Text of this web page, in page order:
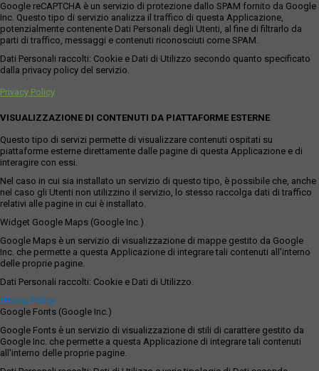
Google reCAPTCHA è un servizio di protezione dallo SPAM fornito da Google
Inc. Questo tipo di servizio analizza il traffico di questa Applicazione,
potenzialmente contenente Dati Personali degli Utenti, al fine di filtrarlo da
parti di traffico, messaggi e contenuti riconosciuti come SPAM.
Dati Personali raccolti: Cookie e Dati di Utilizzo secondo quanto specificato
dalla privacy policy del servizio.
Privacy Policy
VISUALIZZAZIONE DI CONTENUTI DA PIATTAFORME ESTERNE
Questo tipo di servizi permette di visualizzare contenuti ospitati su
piattaforme esterne direttamente dalle pagine di questa Applicazione e di
interagire con essi.
Nel caso in cui sia installato un servizio di questo tipo, è possibile che, anche
nel caso gli Utenti non utilizzino il servizio, lo stesso raccolga dati di traffico
relativi alle pagine in cui è installato.
Widget Google Maps (Google Inc.)
Google Maps è un servizio di visualizzazione di mappe gestito da Google
Inc. che permette a questa Applicazione di integrare tali contenuti all'interno
delle proprie pagine.
Dati Personali raccolti: Cookie e Dati di Utilizzo.
Privacy Policy
Google Fonts (Google Inc.)
Google Fonts è un servizio di visualizzazione di stili di carattere gestito da
Google Inc. che permette a questa Applicazione di integrare tali contenuti
all'interno delle proprie pagine.